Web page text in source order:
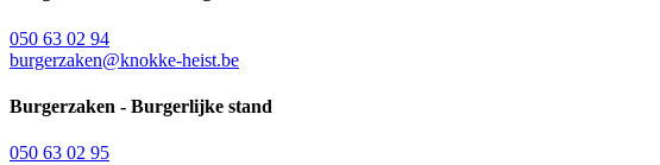
050 63 02 94
burgerzaken@knokke-heist.be
Burgerzaken - Burgerlijke stand
050 63 02 95